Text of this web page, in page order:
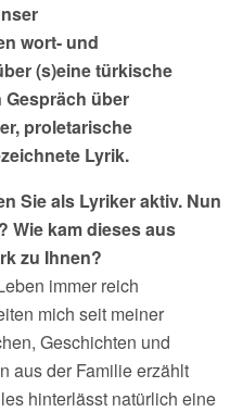
wort- und
(s)eine türkische
Gespräch über
proletarische
Lyrik.
Sie als Lyriker aktiv. Nun
Wie kam dieses aus
zu Ihnen?
immer reich
mich seit meiner
Geschichten und
aus der Familie erzählt
hinterlässt natürlich eine